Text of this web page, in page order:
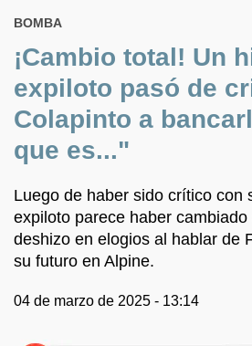
BOMBA
¡Cambio total! Un
expiloto pasó de
Colapinto a
que es..."
Luego de haber sido crítico con
expiloto parece haber
deshizo en elogios al hablar de
su futuro en Alpine.
04 de marzo de 2025 - 13:14